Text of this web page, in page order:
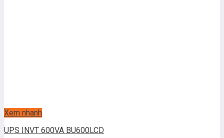
Xem nhanh
UPS INVT 600VA BU600LCD